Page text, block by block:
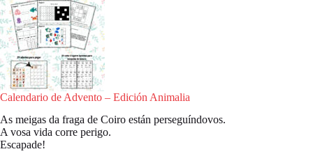
Calendario de Advento – Edición Animalia
As meigas da fraga de Coiro están perseguíndovos.
A vosa vida corre perigo.
Escapade!